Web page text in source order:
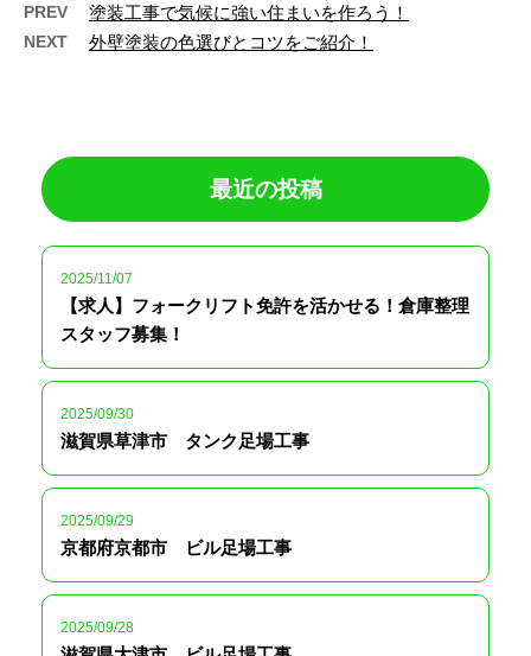
PREV 塗装工事で気候に強い住まいを作ろう！
NEXT 外壁塗装の色選びとコツをご紹介！
最近の投稿
2025/11/07
【求人】フォークリフト免許を活かせる！倉庫整理
スタッフ募集！
2025/09/30
滋賀県草津市 タンク足場工事
2025/09/29
京都府京都市 ビル足場工事
2025/09/28